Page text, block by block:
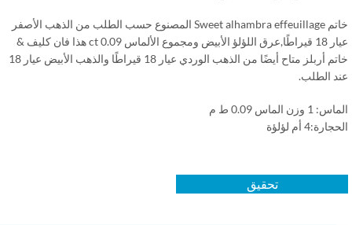
خاتم Sweet alhambra effeuillage المصنوع حسب الطلب من الذهب الأصفر
عيار 18 قيراطًا,عرق اللؤلؤ الأبيض ومجموع الألماس 0.09 ct هذا فان كليف &
خاتم أربلز متاح أيضًا من الذهب الوردي عيار 18 قيراطًا والذهب الأبيض عيار 18
الطلب.
الماس 0.09 ط م
أم لؤلؤة
تحقيق